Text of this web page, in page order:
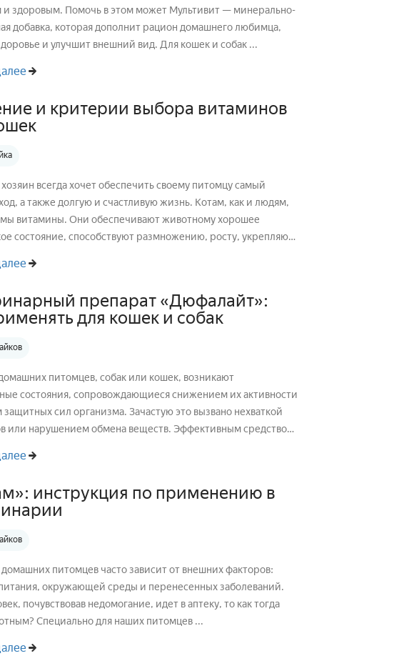
и здоровым. Помочь в этом может Мультивит — минерально-
добавка, которая дополнит рацион домашнего любимца,
и улучшит внешний вид. Для кошек и собак ...
и критерии выбора витаминов
всегда хочет обеспечить своему питомцу самый
а также долгую и счастливую жизнь. Котам, как и людям,
витамины. Они обеспечивают животному хорошее
состояние, способствуют размножению, росту, укрепляют
препарат «Дюфалайт»:
для кошек и собак
питомцев, собак или кошек, возникают
состояния, сопровождающиеся снижением их активности
защитных сил организма. Зачастую это вызвано нехваткой
или нарушением обмена веществ. Эффективным средством
инструкция по применению в
питомцев часто зависит от внешних факторов:
питания, окружающей среды и перенесенных заболеваний.
почувствовав недомогание, идет в аптеку, то как тогда
Специально для наших питомцев ...